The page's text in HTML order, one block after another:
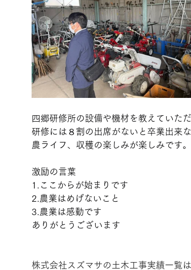
四郷研修所の設備や機材を教えていただ
研修には８割の出席がないと卒業出来
農ライフ、収穫の楽しみが楽しみです。
激励の言葉
1.ここからが始まりです
2.農業はめげないこと
3.農業は感動です
ありがとうございます
株式会社スズマサの土木工事実績一覧は